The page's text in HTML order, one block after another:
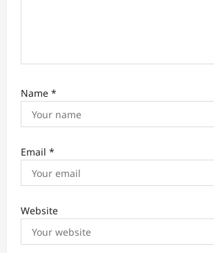
Name *
Email *
Website